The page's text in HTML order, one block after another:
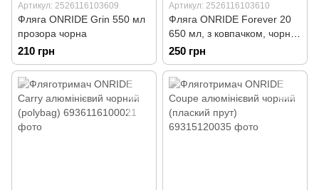
Артикул: 2526116103609
Фляга ONRIDE Grin 550 мл
прозора чорна
210 грн
Артикул: 2526116103610
Фляга ONRIDE Forever 20
650 мл, з ковпачком, чорно-
сіра
250 грн